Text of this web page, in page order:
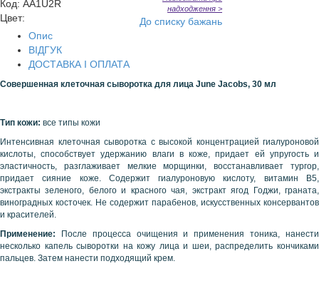
Код: AA1U2R
Цвет:
надходження >
До списку бажань
Опис
ВІДГУК
ДОСТАВКА І ОПЛАТА
Совершенная клеточная сыворотка для лица June Jacobs, 30 мл
Тип кожи: все типы кожи
Интенсивная клеточная сыворотка с высокой концентрацией гиалуроновой
кислоты, способствует удержанию влаги в коже, придает ей упругость и
эластичность, разглаживает мелкие морщинки, восстанавливает тургор,
придает сияние коже. Содержит гиалуроновую кислоту, витамин В5,
экстракты зеленого, белого и красного чая, экстракт ягод Годжи, граната,
виноградных косточек. Не содержит парабенов, искусственных консервантов
и красителей.
Применение:
После процесса очищения и применения тоника, нанести
несколько капель сыворотки на кожу лица и шеи, распределить кончиками
пальцев. Затем нанести подходящий крем.